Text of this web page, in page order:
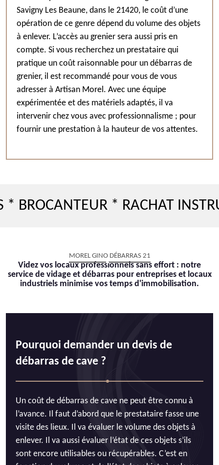
Savigny Les Beaune, dans le 21420, le coût d’une
opération de ce genre dépend du volume des objets
à enlever. L’accès au grenier sera aussi pris en
compte. Si vous recherchez un prestataire qui
pratique un coût raisonnable pour un débarras de
grenier, il est recommandé pour vous de vous
adresser à Artisan Morel. Avec une équipe
expérimentée et des matériels adaptés, il va
intervenir chez vous avec professionnalisme ; pour
fournir une prestation à la hauteur de vos attentes.
* RACHAT
MOREL GINO DÉBARRAS 21
Videz vos locaux professionnels sans effort : notre
service de vidage et débarras pour entreprises et locaux
industriels minimise vos temps d'immobilisation.
Pourquoi demander un devis de
débarras de cave ?
Un coût de débarras de cave ne peut être connu à
l’avance. Il faut d’abord que le prestataire fasse une
visite des lieux. Il va évaluer le volume des objets à
enlever. Il va aussi évaluer l’état de ces objets s’ils
sont encore utilisables ou récupérables. C’est en